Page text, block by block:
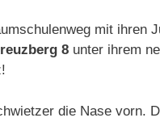
mit ihren
8 unter ihrem
die Nase vorn.